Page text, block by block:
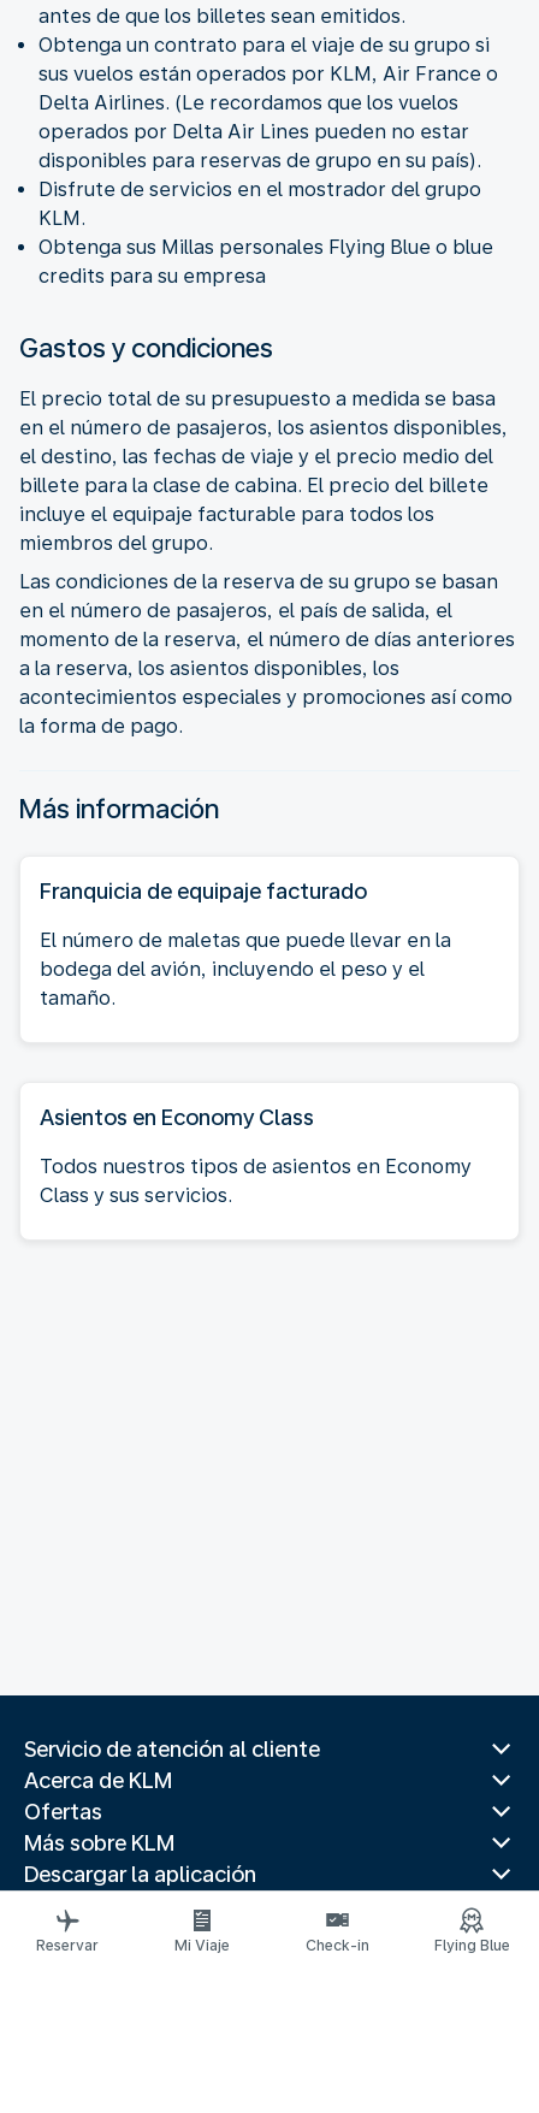
antes de que los billetes sean emitidos.
Obtenga un contrato para el viaje de su grupo si
sus vuelos están operados por KLM, Air France o
Delta Airlines. (Le recordamos que los vuelos
operados por Delta Air Lines pueden no estar
disponibles para reservas de grupo en su país).
Disfrute de servicios en el mostrador del grupo
KLM.
Obtenga sus Millas personales Flying Blue o blue
credits para su empresa
Gastos y condiciones
El precio total de su presupuesto a medida se basa
en el número de pasajeros, los asientos disponibles,
el destino, las fechas de viaje y el precio medio del
billete para la clase de cabina. El precio del billete
incluye el equipaje facturable para todos los
miembros del grupo.
Las condiciones de la reserva de su grupo se basan
en el número de pasajeros, el país de salida, el
momento de la reserva, el número de días anteriores
a la reserva, los asientos disponibles, los
acontecimientos especiales y promociones así como
la forma de pago.
Más información
Franquicia de equipaje facturado
El número de maletas que puede llevar en la
bodega del avión, incluyendo el peso y el
tamaño.
Asientos en Economy Class
Todos nuestros tipos de asientos en Economy
Class y sus servicios.
Servicio de atención al cliente
Acerca de KLM
Ofertas
Más sobre KLM
Descargar la aplicación
Páginas web relacionadas
Guías de viaje
Reservar Mi Viaje Check-in Flying Blue